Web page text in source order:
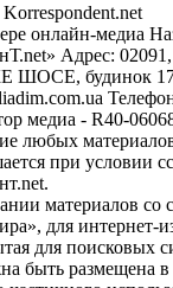
онлайн-медиа
Адрес: 02091,
будинок
медиа - R40-
любых
при условии
материалов со
для интернет-
для поисковых
быть размещена в